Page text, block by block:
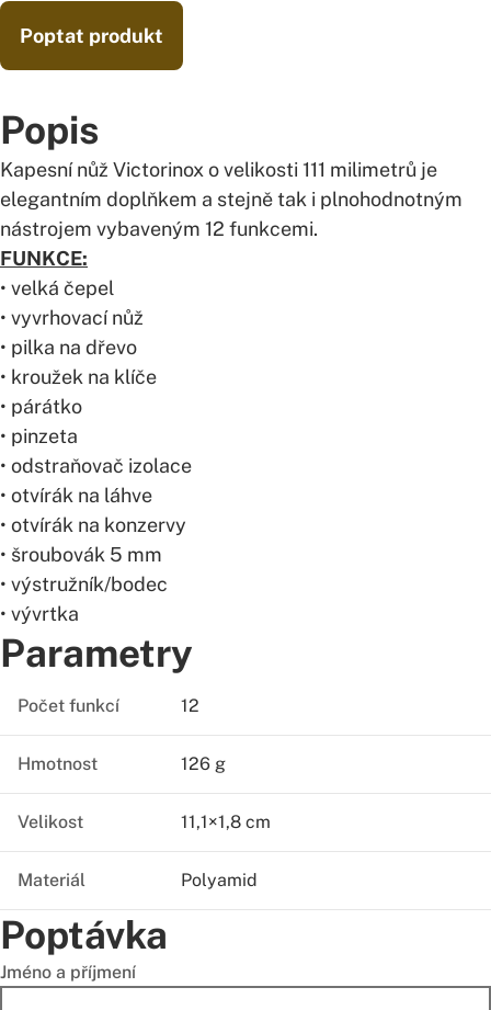
Poptat produkt
Popis
Kapesní nůž Victorinox o velikosti 111 milimetrů je
elegantním doplňkem a stejně tak i plnohodnotným
nástrojem vybaveným 12 funkcemi.
FUNKCE:
• velká čepel
• vyvrhovací nůž
• pilka na dřevo
• kroužek na klíče
• párátko
• pinzeta
• odstraňovač izolace
• otvírák na láhve
• otvírák na konzervy
• šroubovák 5 mm
• výstružník/bodec
• vývrtka
Parametry
Počet funkcí 12
Hmotnost 126 g
Velikost 11,1×1,8 cm
Materiál Polyamid
Poptávka
Jméno a příjmení